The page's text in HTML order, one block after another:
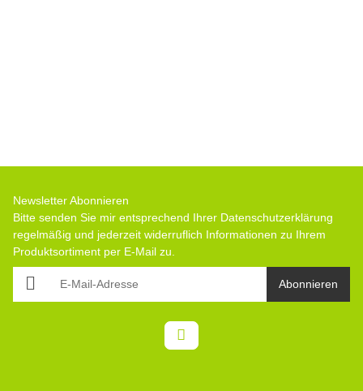
Newsletter Abonnieren
Bitte senden Sie mir entsprechend Ihrer Datenschutzerklärung
regelmäßig und jederzeit widerruflich Informationen zu Ihrem
Produktsortiment per E-Mail zu.
Abonnieren